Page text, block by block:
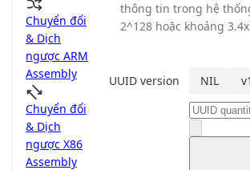
Chuyển đổi
& Dịch
ngược ARM
Assembly
Chuyển đổi
& Dịch
ngược X86
Assembly
thông tin trong hệ
2^128 hoặc khoảng
UUID version NIL v1